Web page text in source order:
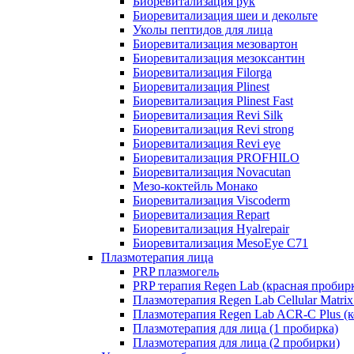
Биоревитализация шеи и декольте
Уколы пептидов для лица
Биоревитализация мезовартон
Биоревитализация мезоксантин
Биоревитализация Filorga
Биоревитализация Plinest
Биоревитализация Plinest Fast
Биоревитализация Revi Silk
Биоревитализация Revi strong
Биоревитализация Revi eye
Биоревитализация PROFHILO
Биоревитализация Novacutan
Мезо-коктейль Монако
Биоревитализация Viscoderm
Биоревитализация Repart
Биоревитализация Hyalrepair
Биоревитализация MesoEye C71
Плазмотерапия лица
PRP плазмогель
PRP терапия Regen Lab (красная
Плазмотерапия Regen Lab Cellular
Плазмотерапия Regen Lab ACR-C Plus
Плазмотерапия для лица (1 пробирка)
Плазмотерапия для лица (2 пробирки)